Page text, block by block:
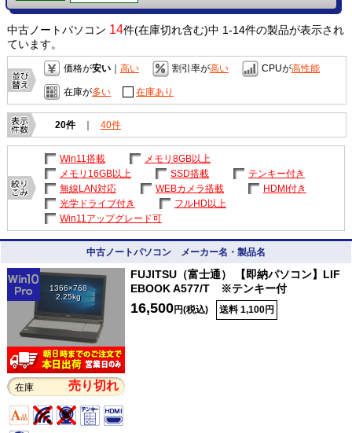
中古ノートパソコン 14件(在庫切れ含む)中 1-14件の製品が表示され
ています。
価格が安い｜ 高い 割引率が高い CPUが高性能
在庫が多い 在庫あり
20件 ｜ 40件
Win11搭載
メモリ8GB以上
メモリ16GB以上
SSD搭載
テンキー付き
無線LAN対応
WEBカメラ搭載
HDMI付き
光学ドライブ付き
フルHD以上
Win11アップグレード可
中古ノートパソコン メーカー名・製品名
1366×768
2.25kg
在庫 売り切れ
FUJITSU（富士通） 【即納パソコン】LIF
EBOOK A577/T ※テンキー付
16,500円(税込) 送料 1,100円